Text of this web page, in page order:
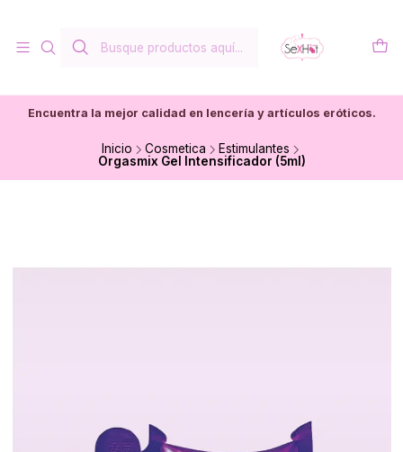
Encuentra la mejor calidad en lencería y artículos eróticos.
Inicio Cosmetica
Estimulantes
Orgasmix Gel Intensificador (5ml)